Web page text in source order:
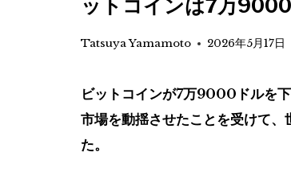
ットコインは7万
Tatsuya Yamamoto 2026年5月17日
ビットコインが7万9000ドルを
市場を動揺させたことを受けて
た。